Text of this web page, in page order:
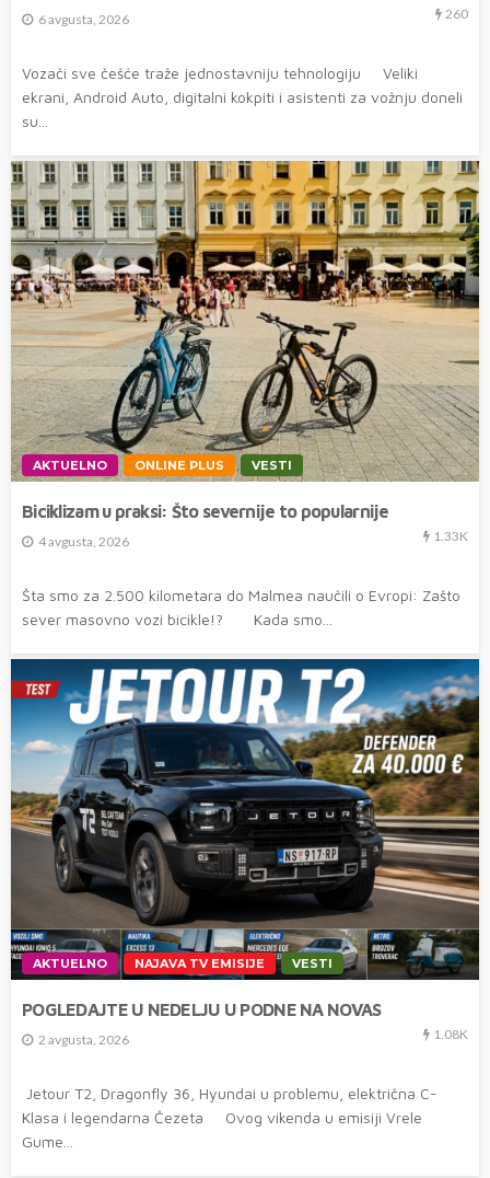
6 avgusta, 2026 260
Vozači sve češće traže jednostavniju tehnologiju Veliki
ekrani, Android Auto, digitalni kokpiti i asistenti za vožnju doneli
su...
AKTUELNO ONLINE PLUS VESTI
Biciklizam u praksi: Što severnije to popularnije
4 avgusta, 2026 1.33K
Šta smo za 2.500 kilometara do Malmea naučili o Evropi: Zašto
sever masovno vozi bicikle!? Kada smo...
AKTUELNO NAJAVA TV EMISIJE VESTI
POGLEDAJTE U NEDELJU U PODNE NA NOVAS
2 avgusta, 2026 1.08K
Jetour T2, Dragonfly 36, Hyundai u problemu, električna C-
Klasa i legendarna Čezeta Ovog vikenda u emisiji Vrele
Gume...